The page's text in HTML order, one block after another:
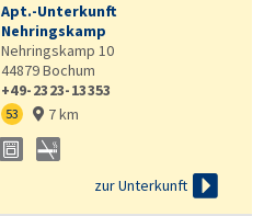
Apt.-Unterkunft
Nehringskamp
Nehringskamp 10
44879Bochum
+49-2323-13353
53  7 km
zur Unterkunft 